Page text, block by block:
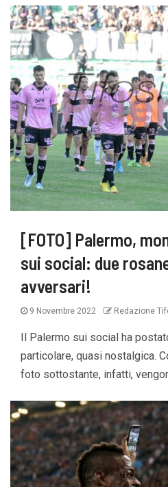
[FOTO] Palermo,
sui social: due
avversari!
9 Novembre 2022 Redazione
Il Palermo sui social ha
particolare, quasi nostalgica.
foto sottostante, infatti,